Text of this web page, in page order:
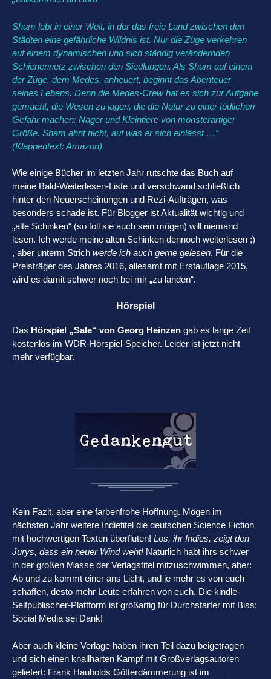
Sham lebt in einer Welt, in der das freie Land zwischen den
Städten eine gefährliche Wildnis ist. Nur die Züge verkehren
auf einem dynamischen und sich ständig verändernden
Schienennetz zwischen den Siedlungen. Als Sham auf einem
der Züge, dem Medes, anheuert, beginnt das Abenteuer
seines Lebens. Denn die Medes-Crew hat es sich zur Aufgabe
gemacht, die Wesen zu jagen, die die Natur zu einer tödlichen
Gefahr machen: Nager und Kleintiere von monsterartiger
Größe. Sham ahnt nicht, auf was er sich einlässt …“
(Klappentext: Amazon)
Wie einige Bücher im letzten Jahr rutschte das Buch auf
meine Bald-Weiterlesen-Liste und verschwand schließlich
hinter den Neuerscheinungen und Rezi-Aufträgen, was
besonders schade ist. Für Blogger ist Aktualität wichtig und
„alte Schinken“ (so toll sie auch sein mögen) will niemand
lesen. Ich werde meine alten Schinken dennoch weiterlesen ;)
, aber unterm Strich werde ich auch gerne gelesen. Für die
Preisträger des Jahres 2016, allesamt mit Erstauflage 2015,
wird es damit schwer noch bei mir „zu landen“.
Hörspiel
Das Hörspiel „Sale“ von Georg Heinzen gab es lange Zeit
kostenlos im WDR-Hörspiel-Speicher. Leider ist jetzt nicht
mehr verfügbar.
Kein Fazit, aber eine farbenfrohe Hoffnung. Mögen im
nächsten Jahr weitere Indietitel die deutschen Science Fiction
mit hochwertigen Texten überfluten! Los, ihr Indies, zeigt den
Jurys, dass ein neuer Wind weht! Natürlich habt ihrs schwer
in der großen Masse der Verlagstitel mitzuschwimmen, aber:
Ab und zu kommt einer ans Licht, und je mehr es von euch
schaffen, desto mehr Leute erfahren von euch. Die kindle-
Selfpublischer-Plattform ist großartig für Durchstarter mit Biss;
Social Media sei Dank!
Aber auch kleine Verlage haben ihren Teil dazu beigetragen
und sich einen knallharten Kampf mit Großverlagsautoren
geliefert: Frank Haubolds Götterdämmerung ist im